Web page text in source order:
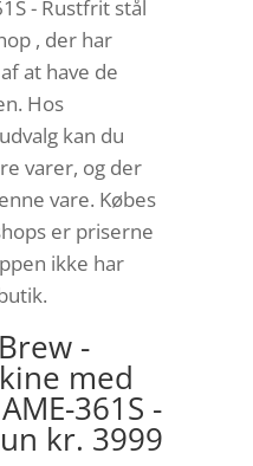
- Rustfrit stål
, der har
at have de
Hos
kan du
varer, og der
vare. Købes
er priserne
ikke har
-
med
361S -
kr. 3999